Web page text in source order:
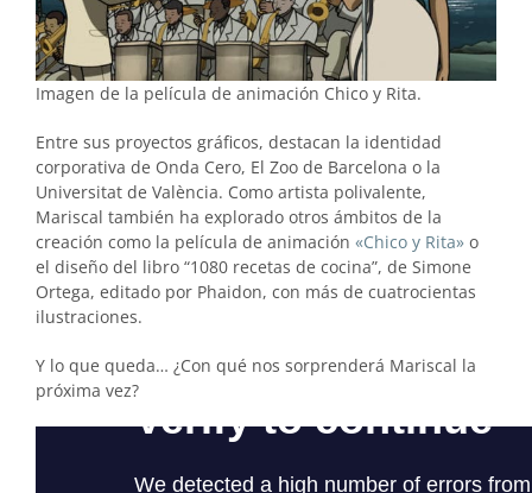
Imagen de la película de animación Chico y Rita.
Entre sus proyectos gráficos, destacan la identidad
corporativa de Onda Cero, El Zoo de Barcelona o la
Universitat de València. Como artista polivalente,
Mariscal también ha explorado otros ámbitos de la
creación como la película de animación «Chico y Rita» o
el diseño del libro “1080 recetas de cocina”, de Simone
Ortega, editado por Phaidon, con más de cuatrocientas
ilustraciones.
Y lo que queda… ¿Con qué nos sorprenderá Mariscal la
próxima vez?